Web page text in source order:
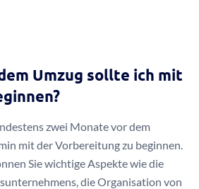
Umzug sollte ich mit
zwei Monate vor dem
mit der Vorbereitung zu beginnen.
Sie wichtige Aspekte wie die
die Organisation von